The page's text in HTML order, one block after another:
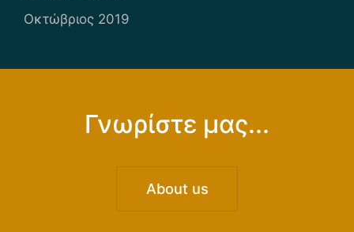
Οκτώβριος 2019
Γνωρίστε μας...
About us